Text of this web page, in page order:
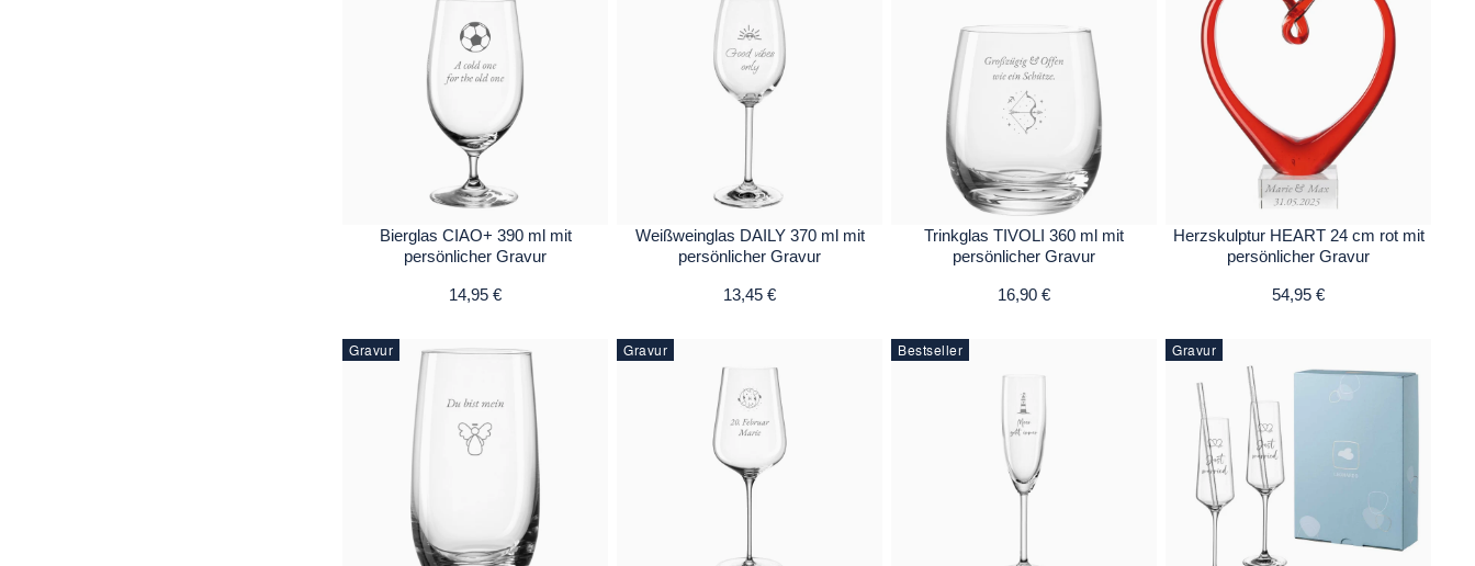
Bierglas CIAO+ 390 ml mit
persönlicher Gravur
14,95 €
Weißweinglas DAILY 370 ml mit
persönlicher Gravur
13,45 €
Trinkglas TIVOLI 360 ml mit
persönlicher Gravur
16,90 €
Herzskulptur HEART 24 cm rot mit
persönlicher Gravur
54,95 €
Gravur Gravur Bestseller Gravur